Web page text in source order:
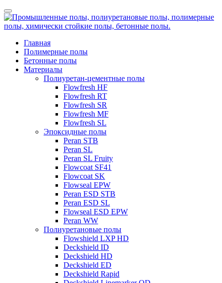
Главная
Полимерные полы
Бетонные полы
Материалы
Полиуретан-цементные полы
Flowfresh HF
Flowfresh RT
Flowfresh SR
Flowfresh MF
Flowfresh SL
Эпоксидные полы
Peran STB
Peran SL
Peran SL Fruity
Flowcoat SF41
Flowcoat SK
Flowseal EPW
Peran ESD STB
Peran ESD SL
Flowseal ESD EPW
Peran WW
Полиуретановые полы
Flowshield LXP HD
Deckshield ID
Deckshield HD
Deckshield ED
Deckshield Rapid